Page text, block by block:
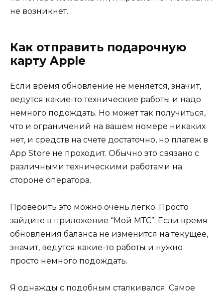
не возникнет.
Как отправить подарочную
карту Apple
Если время обновление не меняется, значит,
ведутся какие-то технические работы и надо
немного подождать. Но может так получиться,
что и ограничений на вашем номере никаких
нет, и средств на счете достаточно, но платеж в
App Store не проходит. Обычно это связано с
различными техническими работами на
стороне оператора.
Проверить это можно очень легко. Просто
зайдите в приложение “Мой МТС”. Если время
обновления баланса не изменится на текущее,
значит, ведутся какие-то работы и нужно
просто немного подождать.
Я однажды с подобным сталкивался. Самое